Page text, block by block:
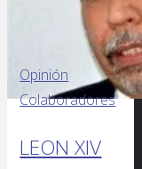
Opinión
Colaboradores
LEON XIV